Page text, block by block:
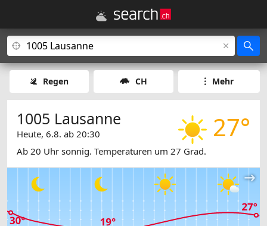
Regen CH Mehr
27°
1005 Lausanne
Heute, 6.8. ab 20:30
Ab 20 Uhr sonnig. Temperaturen um 27 Grad.